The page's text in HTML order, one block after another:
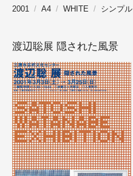
2001 A4 WHITE シンプル
渡辺聡展 隠された風景